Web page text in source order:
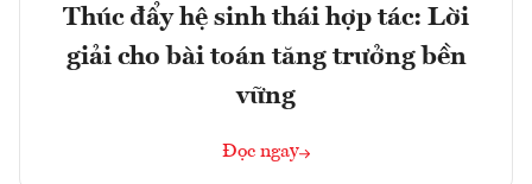
Thúc đẩy hệ sinh thái hợp tác: Lời
giải cho bài toán tăng trưởng bền
vững
Đọc ngay